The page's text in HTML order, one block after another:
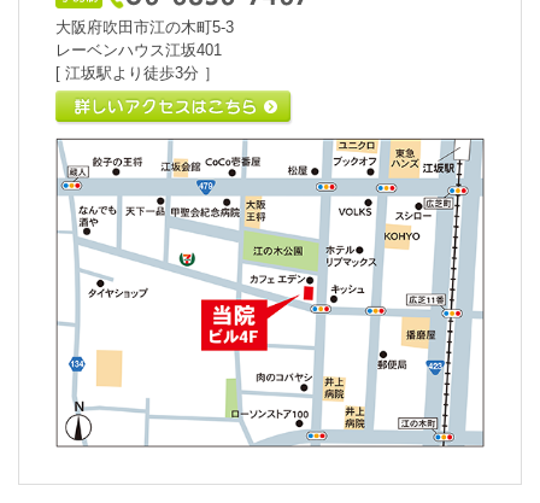
大阪府吹田市江の木町5-3
レーベンハウス江坂401
[ 江坂駅より徒歩3分 ］